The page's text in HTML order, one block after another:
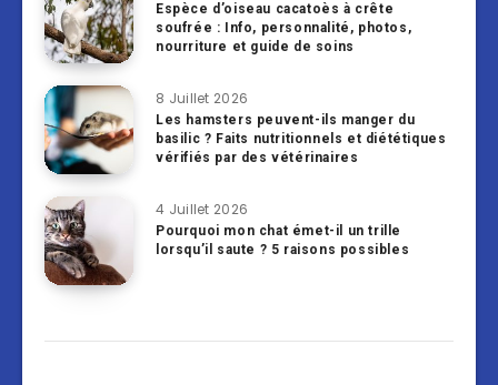
Espèce d’oiseau cacatoès à crête
soufrée : Info, personnalité, photos,
nourriture et guide de soins
8 Juillet 2026
Les hamsters peuvent-ils manger du
basilic ? Faits nutritionnels et diététiques
vérifiés par des vétérinaires
4 Juillet 2026
Pourquoi mon chat émet-il un trille
lorsqu’il saute ? 5 raisons possibles